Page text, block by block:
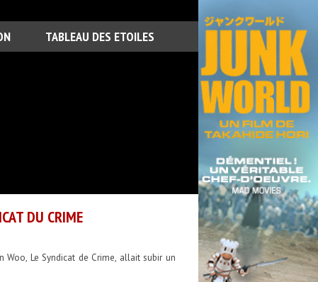
TABLEAU DES ETOILES
DU CRIME
Le Syndicat de Crime, allait subir un